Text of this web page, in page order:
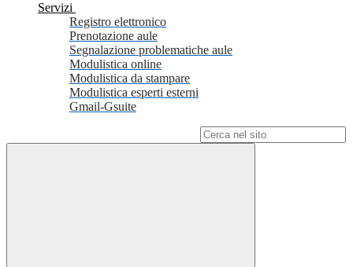
Servizi
Registro elettronico
Prenotazione aule
Segnalazione problematiche aule
Modulistica online
Modulistica da stampare
Modulistica esperti esterni
Gmail-Gsuite